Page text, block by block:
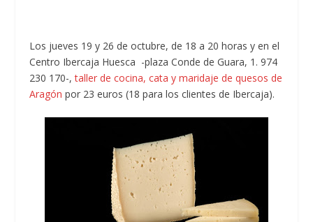
Los jueves 19 y 26 de octubre, de 18 a 20 horas y en el
Centro Ibercaja Huesca -plaza Conde de Guara, 1. 974
230 170-,taller de cocina, cata y maridaje de quesos de
Aragón por 23 euros (18 para los clientes de Ibercaja).